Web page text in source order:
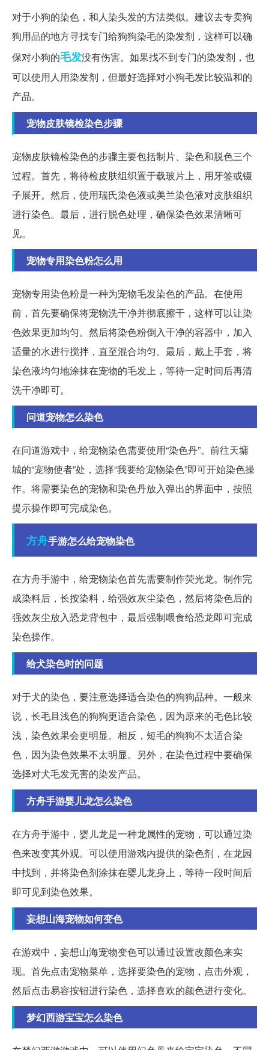
对于小狗的染色，和人染头发的方法类似。建议去专卖狗
狗用品的地方寻找专门给狗狗染毛的染发剂，这样可以确
保对小狗的毛发没有伤害。如果找不到专门的染发剂，也
可以使用人用染发剂，但最好选择对小狗毛发比较温和的
产品。
宠物皮肤镜检染色步骤
宠物皮肤镜检染色的步骤主要包括制片、染色和脱色三个
过程。首先，将待检皮肤组织置于载玻片上，用牙签或镊
子展开。然后，使用瑞氏染色液或美兰染色液对皮肤组织
进行染色。最后，进行脱色处理，确保染色效果清晰可
见。
宠物专用染色粉怎么用
宠物专用染色粉是一种为宠物毛发染色的产品。在使用
前，首先要确保将宠物洗干净并彻底擦干，这样可以让染
色效果更加均匀。然后将染色粉倒入干净的容器中，加入
适量的水进行搅拌，直至混合均匀。最后，戴上手套，将
染色液均匀地涂抹在宠物的毛发上，等待一定时间后再清
洗干净即可。
问道宠物怎么染色
在问道游戏中，给宠物染色需要使用“染色丹”。前往天墉
城的“宠物使者”处，选择“我要给宠物染色”即可开始染色操
作。将需要染色的宠物和染色丹放入弹出的界面中，按照
提示操作即可完成染色。
方舟手游怎么给宠物染色
在方舟手游中，给宠物染色首先需要制作荧光龙。制作完
成染料后，长按染料，给强效灰尘染色，然后将染色后的
强效灰尘放入恐龙背包中，最后强制喂食给恐龙即可完成
染色操作。
给犬染色时的问题
对于犬的染色，要注意选择适合染色的狗狗品种。一般来
说，长毛且浅色的狗狗更适合染色，因为原来的毛色比较
浅，染色效果会更明显。相反，短毛的狗狗不太适合染
色，因为染色效果不太明显。另外，在染色过程中要确保
选择对犬毛发无害的染发产品。
方舟手游婴儿龙怎么染色
在方舟手游中，婴儿龙是一种龙属性的宠物，可以通过染
色来改变其外观。可以使用游戏内提供的染色剂，在龙园
中找到，并将染色剂涂抹在婴儿龙身上，等待一段时间后
即可见到染色效果。
妄想山海宠物如何变色
在游戏中，妄想山海宠物变色可以通过设置改颜色来实
现。首先点击宠物菜单，选择要染色的宠物，点击外观，
然后点击易容按钮进行染色，选择喜欢的颜色进行变化。
梦幻西游宝宝怎么染色